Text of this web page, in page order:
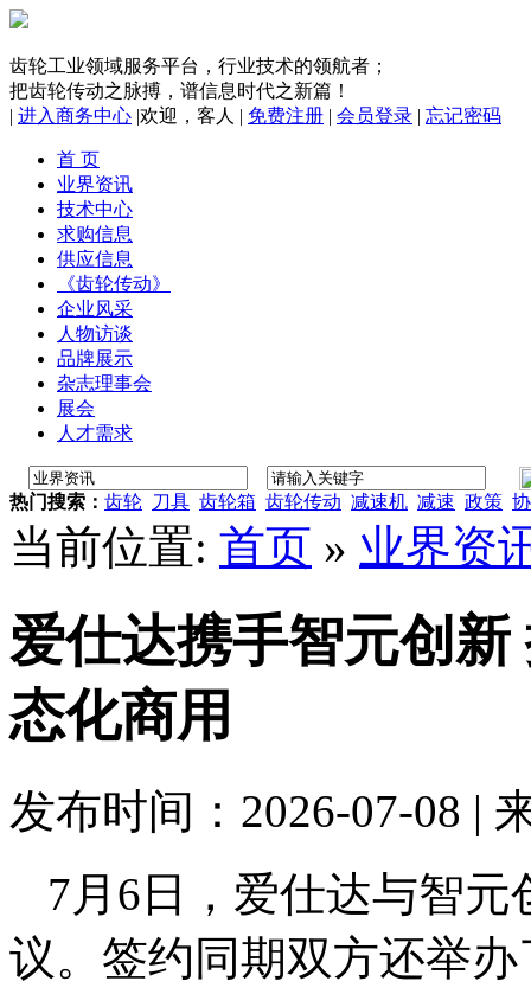
齿轮工业领域服务平台，行业技术的领航者；
把齿轮传动之脉搏，谱信息时代之新篇！
| 进入商务中心 |欢迎， 客人 | 免费注册 | 会员登录 | 忘记密码
首 页
业界资讯
技术中心
求购信息
供应信息
《齿轮传动》
企业风采
人物访谈
品牌展示
杂志理事会
展会
人才需求
热门搜索： 齿轮 刀具 齿轮箱 齿轮传动 减速机 减速 政策
当前位置: 首页 » 业界资
爱仕达携手智元创
态化商用
发布时间：2026-07-08 |
7月6日，爱仕达与智
议。签约同期双方还举